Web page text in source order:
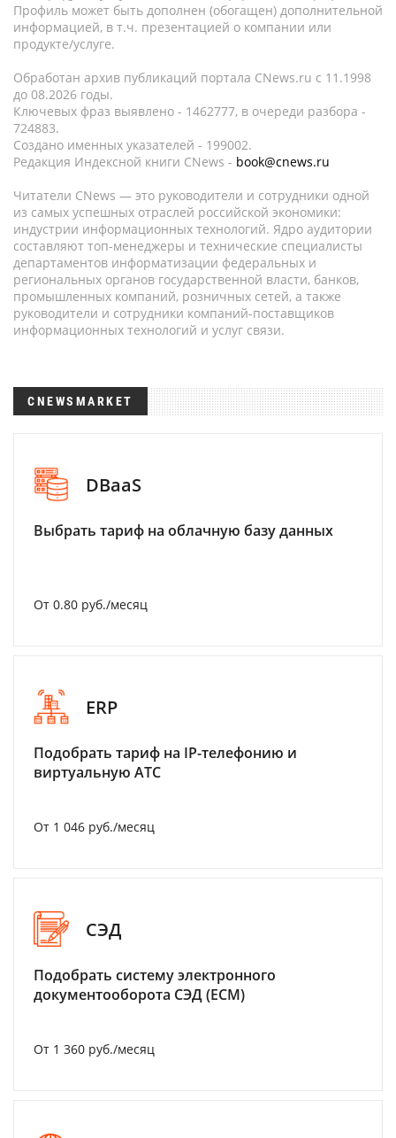
Профиль может быть дополнен (обогащен) дополнительной
информацией, в т.ч. презентацией о компании или
продукте/услуге.
Обработан архив публикаций портала CNews.ru c 11.1998
до 08.2026 годы.
Ключевых фраз выявлено - 1462777, в очереди разбора -
724883.
Создано именных указателей - 199002.
Редакция Индексной книги CNews - book@cnews.ru
Читатели CNews — это руководители и сотрудники одной
из самых успешных отраслей российской экономики:
индустрии информационных технологий. Ядро аудитории
составляют топ-менеджеры и технические специалисты
департаментов информатизации федеральных и
региональных органов государственной власти, банков,
промышленных компаний, розничных сетей, а также
руководители и сотрудники компаний-поставщиков
информационных технологий и услуг связи.
CNEWSMARKET
DBaaS
Выбрать тариф на облачную базу данных
От 0.80 руб./месяц
ERP
Подобрать тариф на IP-телефонию и
виртуальную АТС
От 1 046 руб./месяц
СЭД
Подобрать систему электронного
документооборота СЭД (ECM)
От 1 360 руб./месяц